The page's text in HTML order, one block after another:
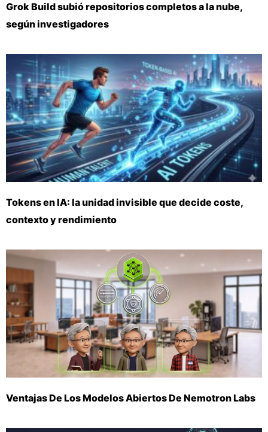
Grok Build subió repositorios completos a la nube,
según investigadores
Tokens en IA: la unidad invisible que decide coste,
contexto y rendimiento
Ventajas De Los Modelos Abiertos De Nemotron Labs